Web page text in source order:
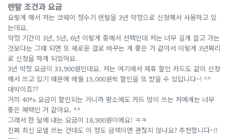
렌탈 조건과 요금
요렇게 해서 저는 코웨이 정수기 렌탈을 3년 약정으로 신청해서 사용하고 있
는데요.
약정 기간이 3년, 5년, 6년 이렇게 중에서 선택인데 저는 너무 길게 끌고 가는
것보다는 그때 되면 또 새로운 걸로 바꾸는 게 좋은 거 같아서 이렇게 3년짜리
로 신청을 하게 되었어요.
3년 약정 요금이 33,900원인데요. 저는 여기에서 제휴 할인 카드도 같이 신청
해서 쓰고 있기 때문에 매월 15,000원씩 할인을 또 받을 수 있답니다~! ^^
대박이죠??
거의 40% 요금이 할인되는 거니까 평소에도 카드 많이 쓰는 저에게는 너무
좋은 혜택인 거 같아요. ^^
그래서 한 달에 내는 요금이 18,900원이에요! ㅋㅋ
진짜 최신 모델 쓰는 건데도 이 정도 금액이면 괜찮지 않나요? 추천합니다~!!